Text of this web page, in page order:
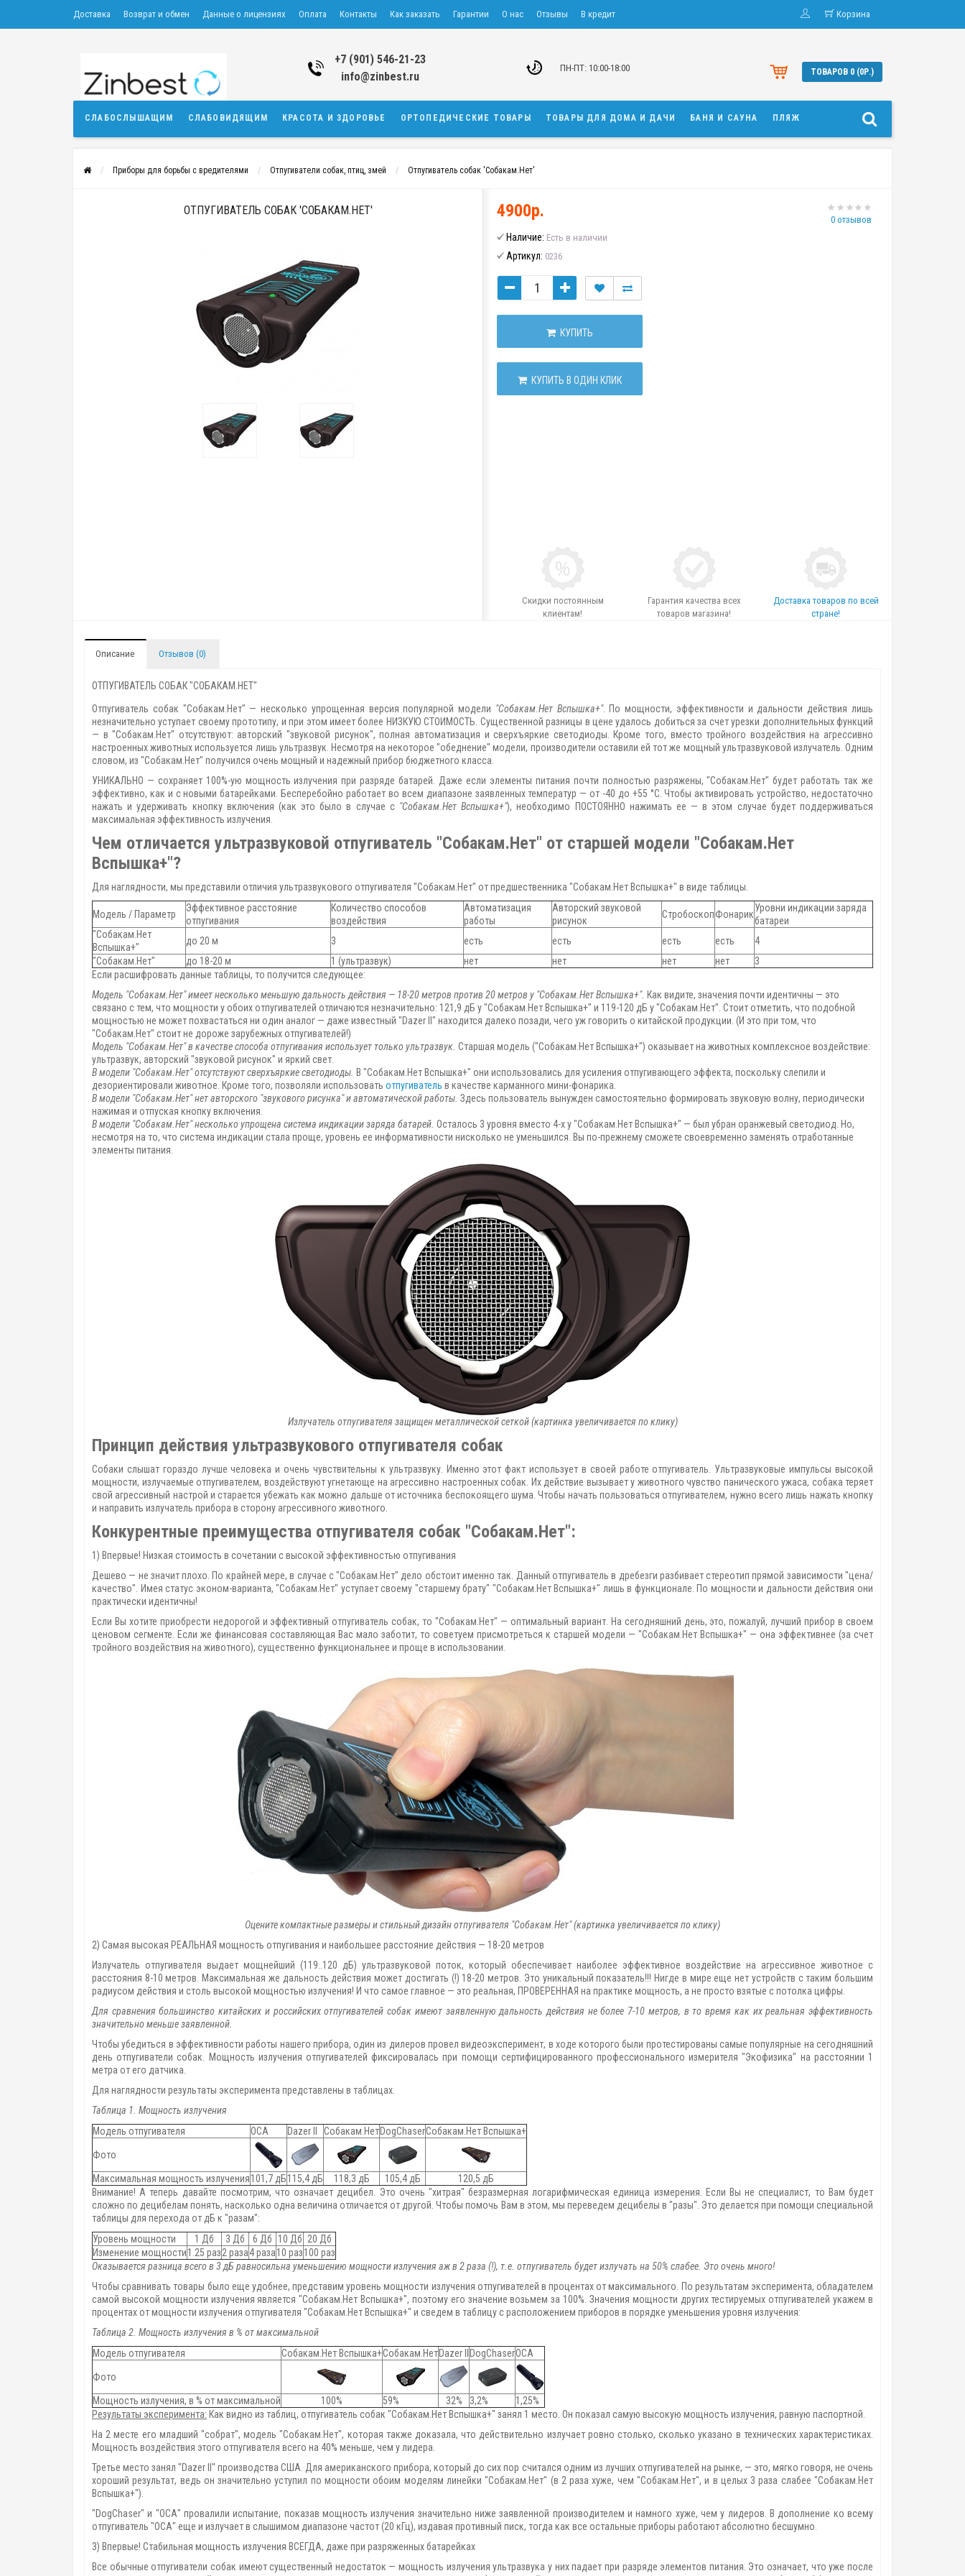
Доставка Возврат и обмен Данные о лицензиях Оплата Контакты Как заказать Гарантии О нас Отзывы В кредит Корзина
+7 (901) 546-21-23
info@zinbest.ru
ПН-ПТ: 10:00-18:00 ТОВАРОВ 0 (0Р.)
СЛАБОСЛЫШАЩИМ СЛАБОВИДЯЩИМ КРАСОТА И ЗДОРОВЬЕ ОРТОПЕДИЧЕСКИЕ ТОВАРЫ ТОВАРЫ ДЛЯ ДОМА И ДАЧИ БАНЯ И САУНА ПЛЯЖ
Приборы для борьбы с вредителями Отпугиватели собак, птиц, змей Отпугиватель собак 'Собакам.Нет'
ОТПУГИВАТЕЛЬ СОБАК 'СОБАКАМ.НЕТ'
0 отзывов
4900р.
Наличие: Есть в наличии
Артикул: 0236
КУПИТЬ
КУПИТЬ В ОДИН КЛИК
Скидки постоянным
клиентам!
Гарантия качества всех
товаров магазина!
Доставка товаров по всей
стране!
Описание Отзывов (0)
ОТПУГИВАТЕЛЬ СОБАК "СОБАКАМ.НЕТ"
Отпугиватель собак "Собакам.Нет" — несколько упрощенная версия популярной модели "Собакам.Нет Вспышка+". По мощности, эффективности и дальности действия лишь
незначительно уступает своему прототипу, и при этом имеет более НИЗКУЮ СТОИМОСТЬ. Существенной разницы в цене удалось добиться за счет урезки дополнительных функций
— в "Собакам.Нет" отсутствуют: авторский "звуковой рисунок", полная автоматизация и сверхъяркие светодиоды. Кроме того, вместо тройного воздействия на агрессивно
настроенных животных используется лишь ультразвук. Несмотря на некоторое "обеднение" модели, производители оставили ей тот же мощный ультразвуковой излучатель. Одним
словом, из "Собакам.Нет" получился очень мощный и надежный прибор бюджетного класса.
УНИКАЛЬНО — сохраняет 100%-ую мощность излучения при разряде батарей. Даже если элементы питания почти полностью разряжены, "Собакам.Нет" будет работать так же
эффективно, как и с новыми батарейками. Бесперебойно работает во всем диапазоне заявленных температур — от -40 до +55 °С. Чтобы активировать устройство, недостаточно
нажать и удерживать кнопку включения (как это было в случае с "Собакам.Нет Вспышка+"), необходимо ПОСТОЯННО нажимать ее — в этом случае будет поддерживаться
максимальная эффективность излучения.
Чем отличается ультразвуковой отпугиватель "Собакам.Нет" от старшей модели "Собакам.Нет
Вспышка+"?
Для наглядности, мы представили отличия ультразвукового отпугивателя "Собакам.Нет" от предшественника "Собакам.Нет Вспышка+" в виде таблицы.
Модель / Параметр
Эффективное расстояние
отпугивания
Количество способов
воздействия
Автоматизация
работы
Авторский звуковой
рисунок
СтробоскопФонарик
Уровни индикации заряда
батареи
"Собакам.Нет
Вспышка+"
до 20 м 3 есть есть есть есть
4
"Собакам.Нет"
до 18-20 м 1 (ультразвук) нет нет нет нет
3
Если расшифровать данные таблицы, то получится следующее:
Модель "Собакам.Нет" имеет несколько меньшую дальность действия — 18-20 метров против 20 метров у "Собакам.Нет Вспышка+". Как видите, значения почти идентичны — это
связано с тем, что мощности у обоих отпугивателей отличаются незначительно: 121,9 дБ у "Собакам.Нет Вспышка+" и 119-120 дБ у "Собакам.Нет". Стоит отметить, что подобной
мощностью не может похвастаться ни один аналог — даже известный "Dazer II" находится далеко позади, чего уж говорить о китайской продукции. (И это при том, что
"Собакам.Нет" стоит не дороже зарубежных отпугивателей!)
Модель "Собакам.Нет" в качестве способа отпугивания использует только ультразвук. Старшая модель ("Собакам.Нет Вспышка+") оказывает на животных комплексное воздействие:
ультразвук, авторский "звуковой рисунок" и яркий свет.
В модели "Собакам.Нет" отсутствуют сверхъяркие светодиоды. В "Собакам.Нет Вспышка+" они использовались для усиления отпугивающего эффекта, поскольку слепили и
дезориентировали животное. Кроме того, позволяли использовать отпугиватель в качестве карманного мини-фонарика.
В модели "Собакам.Нет" нет авторского "звукового рисунка" и автоматической работы. Здесь пользователь вынужден самостоятельно формировать звуковую волну, периодически
нажимая и отпуская кнопку включения.
В модели "Собакам.Нет" несколько упрощена система индикации заряда батарей. Осталось 3 уровня вместо 4-х у "Собакам.Нет Вспышка+" — был убран оранжевый светодиод. Но,
несмотря на то, что система индикации стала проще, уровень ее информативности нисколько не уменьшился. Вы по-прежнему сможете своевременно заменять отработанные
элементы питания.
Излучатель отпугивателя защищен металлической сеткой (картинка увеличивается по клику)
Принцип действия ультразвукового отпугивателя собак
Собаки слышат гораздо лучше человека и очень чувствительны к ультразвуку. Именно этот факт использует в своей работе отпугиватель. Ультразвуковые импульсы высокой
мощности, излучаемые отпугивателем, воздействуют угнетающе на агрессивно настроенных собак. Их действие вызывает у животного чувство панического ужаса, собака теряет
свой агрессивный настрой и старается убежать как можно дальше от источника беспокоящего шума. Чтобы начать пользоваться отпугивателем, нужно всего лишь нажать кнопку
и направить излучатель прибора в сторону агрессивного животного.
Конкурентные преимущества отпугивателя собак "Собакам.Нет":
1) Впервые! Низкая стоимость в сочетании с высокой эффективностью отпугивания
Дешево — не значит плохо. По крайней мере, в случае с "Собакам.Нет" дело обстоит именно так. Данный отпугиватель в дребезги разбивает стереотип прямой зависимости "цена/
качество". Имея статус эконом-варианта, "Собакам.Нет" уступает своему "старшему брату" "Собакам.Нет Вспышка+" лишь в функционале. По мощности и дальности действия они
практически идентичны!
Если Вы хотите приобрести недорогой и эффективный отпугиватель собак, то "Собакам.Нет" — оптимальный вариант. На сегодняшний день, это, пожалуй, лучший прибор в своем
ценовом сегменте. Если же финансовая составляющая Вас мало заботит, то советуем присмотреться к старшей модели — "Собакам.Нет Вспышка+" — она эффективнее (за счет
тройного воздействия на животного), существенно функциональнее и проще в использовании.
Оцените компактные размеры и стильный дизайн отпугивателя "Собакам.Нет" (картинка увеличивается по клику)
2) Самая высокая РЕАЛЬНАЯ мощность отпугивания и наибольшее расстояние действия — 18-20 метров
Излучатель отпугивателя выдает мощнейший (119..120 дБ) ультразвуковой поток, который обеспечивает наиболее эффективное воздействие на агрессивное животное с
расстояния 8-10 метров. Максимальная же дальность действия может достигать (!) 18-20 метров. Это уникальный показатель!!! Нигде в мире еще нет устройств с таким большим
радиусом действия и столь высокой мощностью излучения! И что самое главное — это реальная, ПРОВЕРЕННАЯ на практике мощность, а не просто взятые с потолка цифры.
Для сравнения большинство китайских и российских отпугивателей собак имеют заявленную дальность действия не более 7-10 метров, в то время как их реальная эффективность
значительно меньше заявленной.
Чтобы убедиться в эффективности работы нашего прибора, один из дилеров провел видеоэксперимент, в ходе которого были протестированы самые популярные на сегодняшний
день отпугиватели собак. Мощность излучения отпугивателей фиксировалась при помощи сертифицированного профессионального измерителя "Экофизика" на расстоянии 1
метра от его датчика.
Для наглядности результаты эксперимента представлены в таблицах.
Таблица 1. Мощность излучения
Модель отпугивателя
ОСА Dazer II Собакам.НетDogChaserСобакам.Нет Вспышка+
Фото
Максимальная мощность излучения101,7 дБ115,4 дБ 118,3 дБ 105,4 дБ
120,5 дБ
Внимание! А теперь давайте посмотрим, что означает децибел. Это очень "хитрая" безразмерная логарифмическая единица измерения. Если Вы не специалист, то Вам будет
сложно по децибелам понять, насколько одна величина отличается от другой. Чтобы помочь Вам в этом, мы переведем децибелы в "разы". Это делается при помощи специальной
таблицы для перехода от дБ к "разам":
Уровень мощности
1 Дб 3 Дб 6 Дб 10 Дб 20 Дб
Изменение мощности1.25 раз2 раза4 раза10 раз100 раз
Оказывается разница всего в 3 дБ равносильна уменьшению мощности излучения аж в 2 раза (!), т.е. отпугиватель будет излучать на 50% слабее. Это очень много!
Чтобы сравнивать товары было еще удобнее, представим уровень мощности излучения отпугивателей в процентах от максимального. По результатам эксперимента, обладателем
самой высокой мощности излучения является "Собакам.Нет Вспышка+", поэтому его значение возьмем за 100%. Значения мощности других тестируемых отпугивателей укажем в
процентах от мощности излучения отпугивателя "Собакам.Нет Вспышка+" и сведем в таблицу с расположением приборов в порядке уменьшения уровня излучения:
Таблица 2. Мощность излучения в % от максимальной
Модель отпугивателя
Собакам.Нет Вспышка+Собакам.НетDazer II DogChaserОСА
Фото
Мощность излучения, в % от максимальной 100% 59% 32% 3,2%
1,25%
Результаты эксперимента: Как видно из таблиц, отпугиватель собак "Собакам.Нет Вспышка+" занял 1 место. Он показал самую высокую мощность излучения, равную паспортной.
На 2 месте его младший "собрат", модель "Собакам.Нет", которая также доказала, что действительно излучает ровно столько, сколько указано в технических характеристиках.
Мощность воздействия этого отпугивателя всего на 40% меньше, чем у лидера.
Третье место занял "Dazer II" производства США. Для американского прибора, который до сих пор считался одним из лучших отпугивателей на рынке, — это, мягко говоря, не очень
хороший результат, ведь он значительно уступил по мощности обоим моделям линейки "Собакам.Нет" (в 2 раза хуже, чем "Собакам.Нет", и в целых 3 раза слабее "Собакам.Нет
Вспышка+").
"DogChaser" и "ОСА" провалили испытание, показав мощность излучения значительно ниже заявленной производителем и намного хуже, чем у лидеров. В дополнение ко всему
отпугиватель "ОСА" еще и излучает в слышимом диапазоне частот (20 кГц), издавая противный писк, тогда как все остальные приборы работают абсолютно бесшумно.
3) Впервые! Стабильная мощность излучения ВСЕГДА, даже при разряженных батарейках
Все обычные отпугиватели собак имеют существенный недостаток — мощность излучения ультразвука у них падает при разряде элементов питания. Это означает, что уже после